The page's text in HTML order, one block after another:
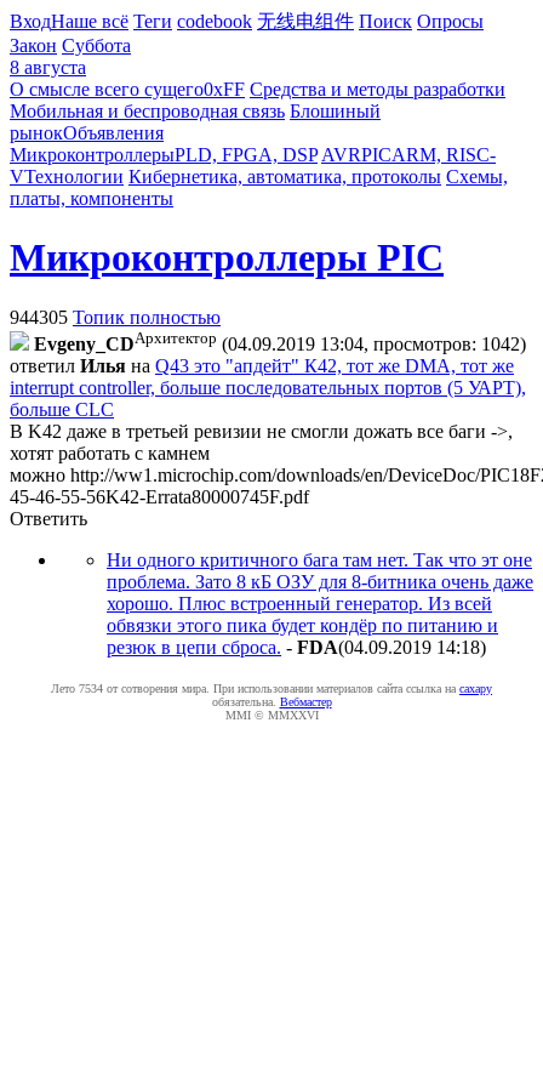
ВходНаше всё Теги codebook 无线电组件 Поиск Опросы
Закон Суббота
8 августа
О смысле всего сущего0xFF Средства и методы разработки
Мобильная и беспроводная связь Блошиный
рынокОбъявления
МикроконтроллерыPLD, FPGA, DSP AVRPICARM, RISC-
VТехнологии Кибернетика, автоматика, протоколы Схемы,
платы, компоненты
Микроконтроллеры PIC
944305 Топик полностью
Evgeny_CDАрхитектор (04.09.2019 13:04, просмотров: 1042)
ответил Илья на Q43 это "апдейт" К42, тот же DMA, тот же
interrupt controller, больше последовательных портов (5 УАРТ),
больше CLC
В K42 даже в третьей ревизии не смогли дожать все баги ->,
хотят работать с камнем
можно http://ww1.microchip.com/downloads/en/DeviceDoc/
45-46-55-56K42-Errata80000745F.pdf
Ответить
Ни одного критичного бага там нет. Так что эт оне
проблема. Зато 8 кБ ОЗУ для 8-битника очень даже
хорошо. Плюс встроенный генератор. Из всей
обвязки этого пика будет кондёр по питанию и
резюк в цепи сброса. - FDA(04.09.2019 14:18)
Лето 7534 от сотворения мира. При использовании материалов сайта ссылка на caxapу
обязательна. Вебмастер
MMI © MMXXVI